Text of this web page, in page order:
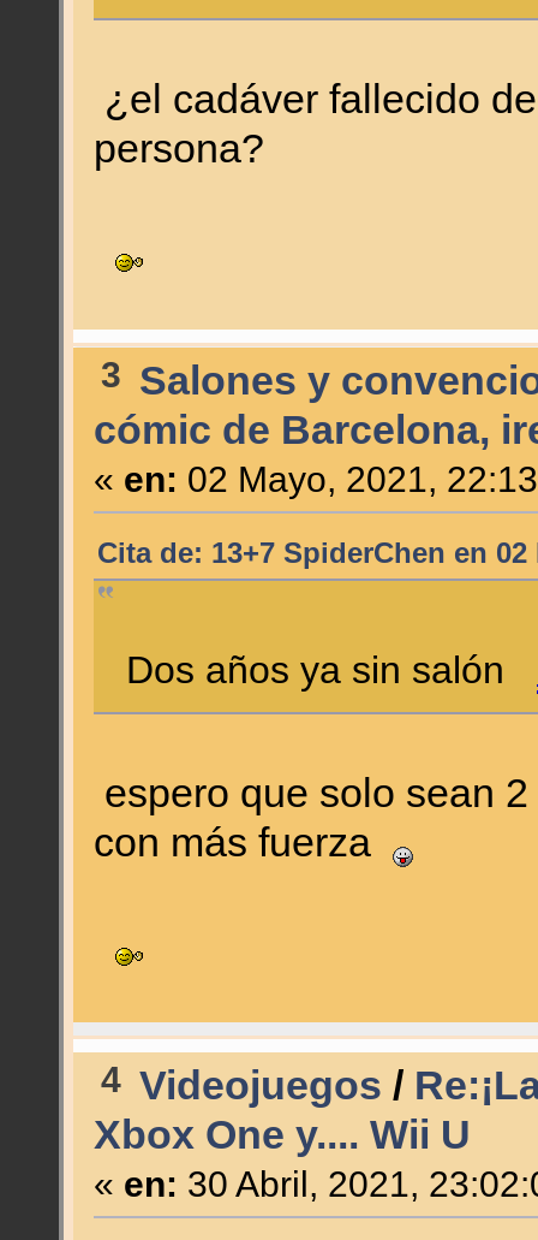
¿el cadáver fallecido
persona?
3 Salones y
cómic de Barcelona,
« en: 02 Mayo, 2021,
Cita de: 13+7 SpiderChen en 02
Dos años ya sin salón
espero que solo sean
con más fuerza
4 Videojuegos /
Xbox One y.... Wii U
« en: 30 Abril, 2021,